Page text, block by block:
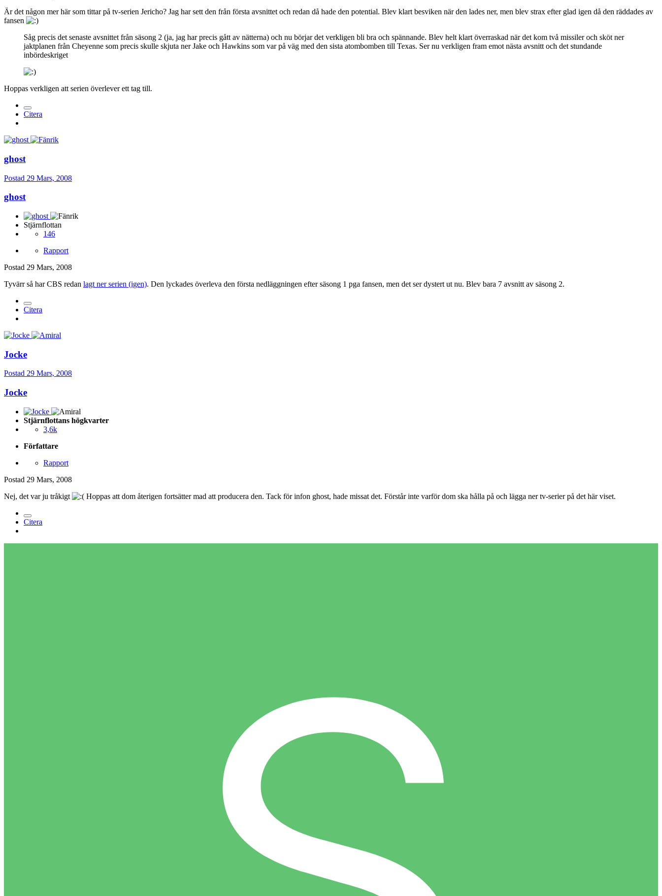
Är det någon mer här som tittar på tv-serien Jericho? Jag har sett den från första avsnittet och redan då hade den potential. Blev klart besviken när den lades ner, men blev strax efter glad igen då den räddades av
fansen
Såg precis det senaste avsnittet från säsong 2 (ja, jag har precis gått av nätterna) och nu börjar det verkligen bli bra och spännande. Blev helt klart överraskad när det kom två missiler och sköt ner
jaktplanen från Cheyenne som precis skulle skjuta ner Jake och Hawkins som var på väg med den sista atombomben till Texas. Ser nu verkligen fram emot nästa avsnitt och det stundande
inbördeskriget
Hoppas verkligen att serien överlever ett tag till.
Citera
ghost
Postad 29 Mars, 2008
ghost
Stjärnflottan
146
Rapport
Postad 29 Mars, 2008
Tyvärr så har CBS redan lagt ner serien (igen). Den lyckades överleva den första nedläggningen efter säsong 1 pga fansen, men det ser dystert ut nu. Blev bara 7 avsnitt av säsong 2.
Citera
Jocke
Postad 29 Mars, 2008
Jocke
Stjärnflottans högkvarter
3,6k
Författare
Rapport
Postad 29 Mars, 2008
Nej, det var ju tråkigt
Hoppas att dom återigen fortsätter mad att producera den. Tack för infon ghost, hade missat det. Förstår inte varför dom ska hålla på och lägga ner tv-serier på det här viset.
Citera